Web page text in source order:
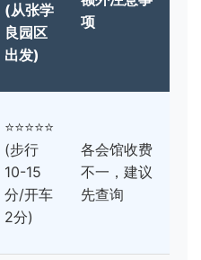
(从张学
良园区
出发)
项
⭐⭐⭐⭐⭐
(步行
10-15
分/开车
2分)
各会馆收费
不一，建议
先查询